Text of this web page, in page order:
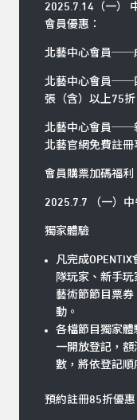
2025.7.14（一）
會員優惠：
北藝中心會員──
北藝中心會員──
張（含）以上75
北藝中心會員──
北藝官網免費註冊
會員購票加碼福利
2025.7.7 （一）
獨家體驗
凡完成
隊玩家、新手
藝術節節目票
動。
各檔節目獨家
一開放登記，
數，將依登記順
預約註冊85折優惠